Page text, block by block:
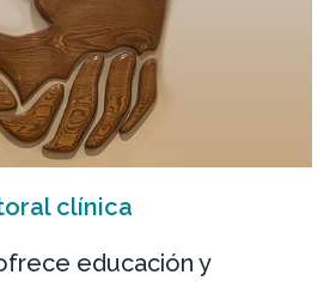
clínica
educación y